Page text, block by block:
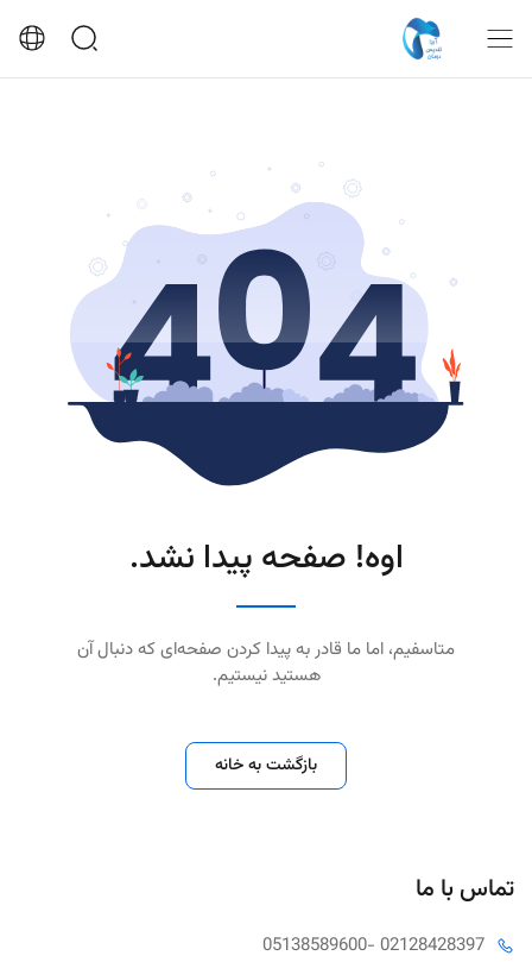
اوه! صفحه پیدا نشد.
متاسفیم، اما ما قادر به پیدا کردن صفحه‌ای که دنبال آن
هستید نیستیم.
بازگشت به خانه
تماس با ما
05138589600- 02128428397